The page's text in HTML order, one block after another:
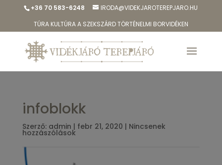
+36 70 583-6248
IRODA@VIDEKJAROTEREPJARO.HU
TÚRA KULTÚRA A SZEKSZÁRD TÖRTÉNELMI BORVIDÉKEN
infoblokk
Szerző: admin | febr 21, 2020 | Nincsenek
hozzászólások